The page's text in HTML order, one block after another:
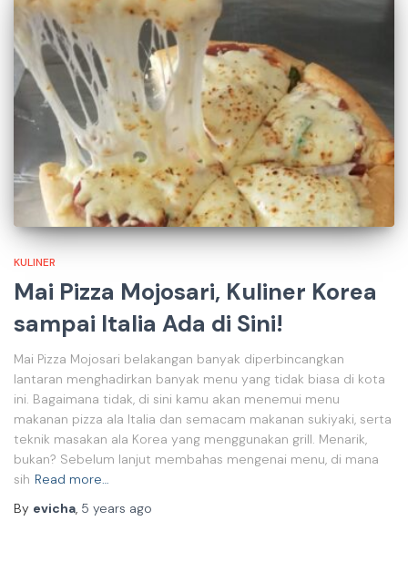
KULINER
Mai Pizza Mojosari, Kuliner Korea
sampai Italia Ada di Sini!
Mai Pizza Mojosari belakangan banyak diperbincangkan
lantaran menghadirkan banyak menu yang tidak biasa di kota
ini. Bagaimana tidak, di sini kamu akan menemui menu
makanan pizza ala Italia dan semacam makanan sukiyaki, serta
teknik masakan ala Korea yang menggunakan grill. Menarik,
bukan? Sebelum lanjut membahas mengenai menu, di mana
sih Read more…
By evicha, 5 years ago